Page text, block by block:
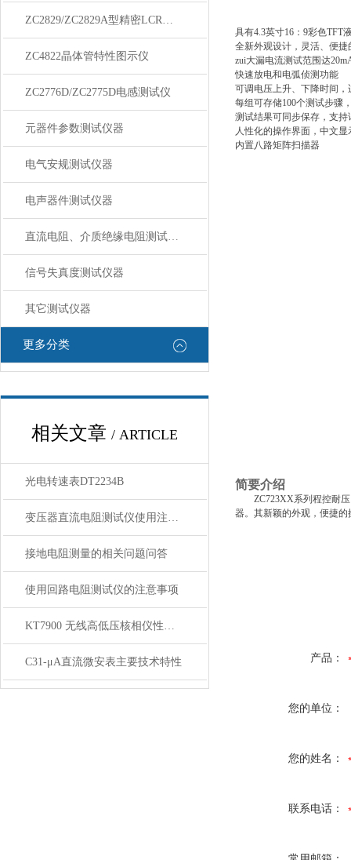
ZC2829/ZC2829A型精密LCR数字电桥
ZC4822晶体管特性图示仪
ZC2776D/ZC2775D电感测试仪
元器件参数测试仪器
电气安规测试仪器
电声器件测试仪器
直流电阻、介质绝缘电阻测试仪器
信号失真度测试仪器
其它测试仪器
更多分类
相关文章 / ARTICLE
光电转速表DT2234B
变压器直流电阻测试仪使用注意事项
接地电阻测量的相关问题问答
使用回路电阻测试仪的注意事项
KT7900 无线高低压核相仪性能产品特点
C31-μA直流微安表主要技术特性
具有4.3英寸16：9彩色TFT
全新外观设计，灵活、便捷
zui大漏电流测试范围达
快速放电和电弧侦测功能
可调电压上升、下降时间
每组可存储100个测试步骤
测试结果可同步保存，支
人性化的操作界面，中文
内置八路矩阵扫描器
简要介绍
ZC723XX系列程控耐压
器。其新颖的外观，便捷
产品：
您的单位：
您的姓名：
联系电话：